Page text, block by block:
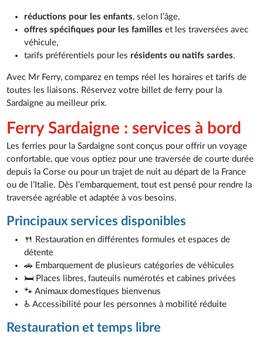
réductions pour les enfants, selon l’âge,
offres spécifiques pour les familleset les traversées avec
véhicule,
tarifs préférentiels pour les résidents ou natifs sardes.
Avec Mr Ferry, comparez en temps réel les horaires et tarifs de
toutes les liaisons. Réservez votre billet de ferry pour la
Sardaigne au meilleur prix.
Ferry Sardaigne : services à bord
Les ferries pour la Sardaigne sont conçus pour offrir un voyage
confortable, que vous optiez pour une traversée de courte durée
depuis la Corse ou pour un trajet de nuit au départ de la France
ou de l’Italie. Dès l’embarquement, tout est pensé pour rendre la
traversée agréable et adaptée à vos besoins.
Principaux services disponibles
🍴 Restauration en différentes formules et espaces de
détente
🚗 Embarquement de plusieurs catégories de véhicules
🛏️ Places libres, fauteuils numérotés et cabines privées
🐾 Animaux domestiques bienvenus
♿ Accessibilité pour les personnes à mobilité réduite
Restauration et temps libre